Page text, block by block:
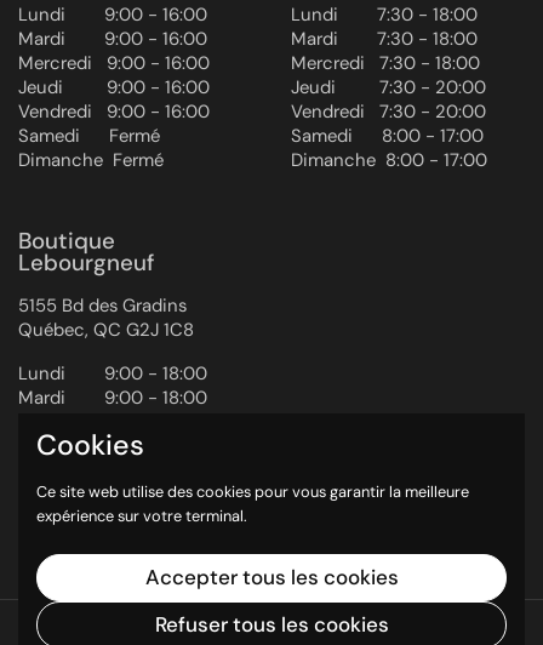
Lundi ‎ ‎ ‎ ‎ ‎ ‎ ‎ 9:00 - 16:00
Mardi ‎ ‎ ‎ ‎ ‎ ‎ ‎ 9:00 - 16:00
Mercredi ‎ ‎‎ 9:00 - 16:00
Jeudi ‎ ‎ ‎ ‎ ‎ ‎ ‎ ‎ 9:00 - 16:00
Vendredi ‎ ‎ ‎9:00 - 16:00
Samedi ‎ ‎ ‎ ‎ ‎ Fermé
Dimanche ‎ Fermé
Lundi ‎ ‎ ‎ ‎ ‎ ‎ ‎ 7:30 - 18:00
Mardi ‎ ‎ ‎ ‎ ‎ ‎ ‎ 7:30 - 18:00
Mercredi ‎ ‎‎ 7:30 - 18:00
Jeudi ‎ ‎ ‎ ‎ ‎ ‎ ‎ ‎ 7:30 - 20:00
Vendredi ‎ ‎ ‎7:30 - 20:00
Samedi ‎ ‎ ‎ ‎ ‎ 8:00 - 17:00
Dimanche ‎ 8:00 - 17:00
Boutique
Lebourgneuf
5155 Bd des Gradins
Québec, QC G2J 1C8
Lundi ‎ ‎ ‎ ‎ ‎ ‎ ‎ 9:00 - 18:00
Mardi ‎ ‎ ‎ ‎ ‎ ‎ ‎ 9:00 - 18:00
Jeudi ‎ ‎ ‎ ‎ ‎ ‎ ‎ ‎ 9:00 - 20:00
Samedi ‎ ‎ ‎ ‎ ‎ 9:00 - 17:00
Dimanche ‎ 10:00 - 17:00
Droits d'auteur © 2026Les 3 Chefs .Commerce électronique
Cookies
Ce site web utilise des cookies pour vous garantir la meilleure
expérience sur votre terminal.
Accepter tous les cookies
Refuser tous les cookies